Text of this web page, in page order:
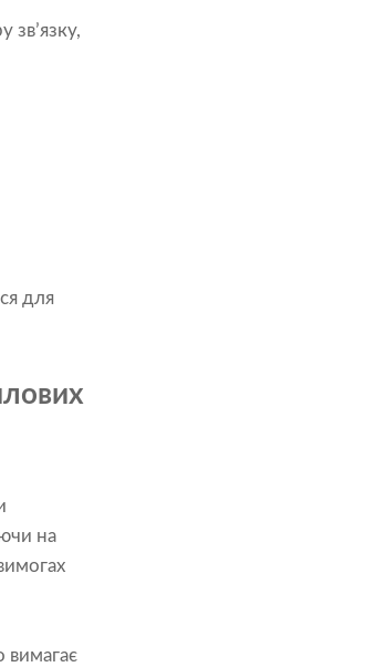
зв’язку,
для
на
вимагає